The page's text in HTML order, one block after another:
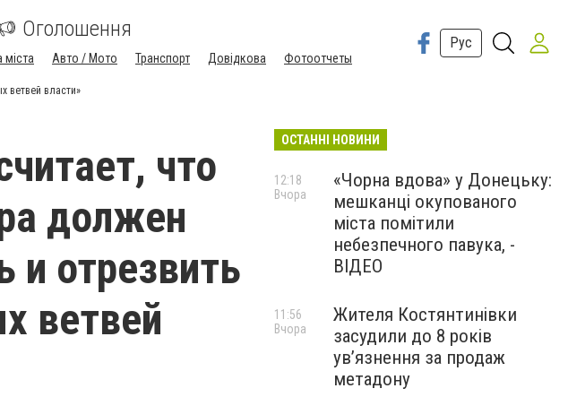
Оголошення
міста Авто / Мото Транспорт Довідкова Фотоотчеты
Рус
ветвей власти»
что
должен
и отрезвить
ветвей
ОСТАННІ НОВИНИ
«Чорна вдова» у Донецьку:
мешканці окупованого
міста помітили
небезпечного павука, -
ВІДЕО
12:18
Вчора
Жителя Костянтинівки
засудили до 8 років
ув’язнення за продаж
метадону
11:56
Вчора